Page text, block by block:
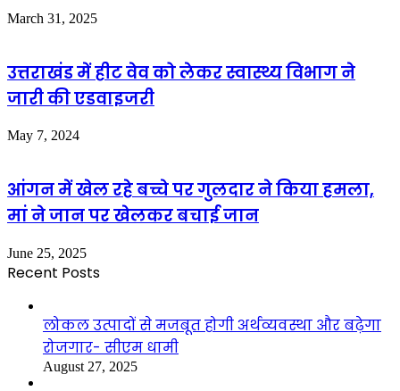
March 31, 2025
उत्तराखंड में हीट वेव को लेकर स्वास्थ्य विभाग ने
जारी की एडवाइजरी
May 7, 2024
आंगन में खेल रहे बच्चे पर गुलदार ने किया हमला,
मां ने जान पर खेलकर बचाई जान
June 25, 2025
Recent Posts
लोकल उत्पादों से मजबूत होगी अर्थव्यवस्था और बढ़ेगा
रोजगार- सीएम धामी
August 27, 2025